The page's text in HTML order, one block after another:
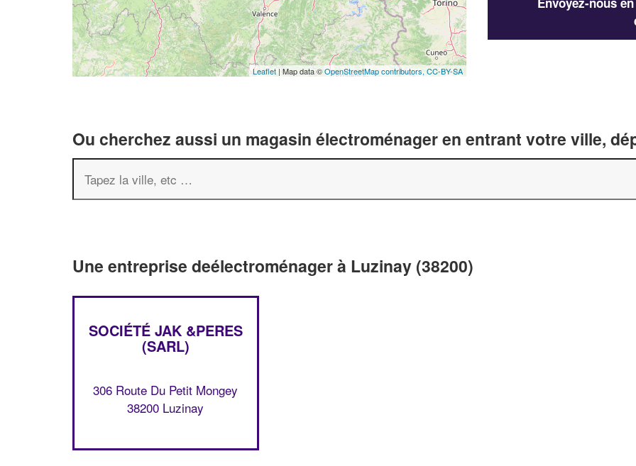
Leaflet | Map data ©OpenStreetMap contributors, CC-BY-SA
Ou cherchez aussi un magasin électroménager en entrant votre ville,
Une entreprise deélectroménager à Luzinay (38200)
SOCIÉTÉ JAK &PERES
(SARL)
306 Route Du Petit Mongey
38200 Luzinay